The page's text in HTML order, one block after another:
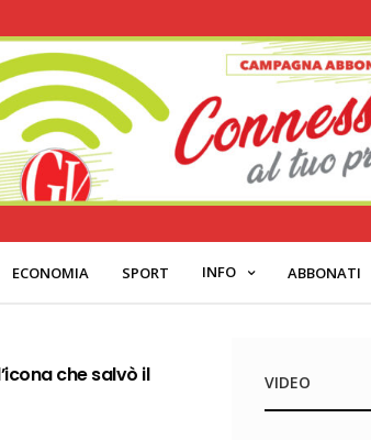
ECONOMIA SPORT INFO ABBONATI
che salvò il
VIDEO